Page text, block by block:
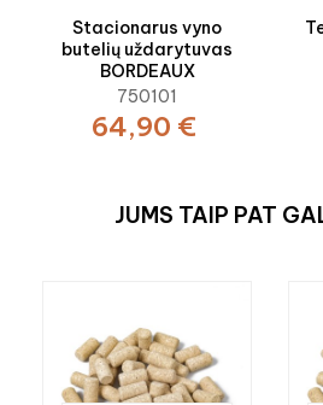
Stacionarus vyno
butelių uždarytuvas
BORDEAUX
750101
64,90 €
JUMS TAIP PAT